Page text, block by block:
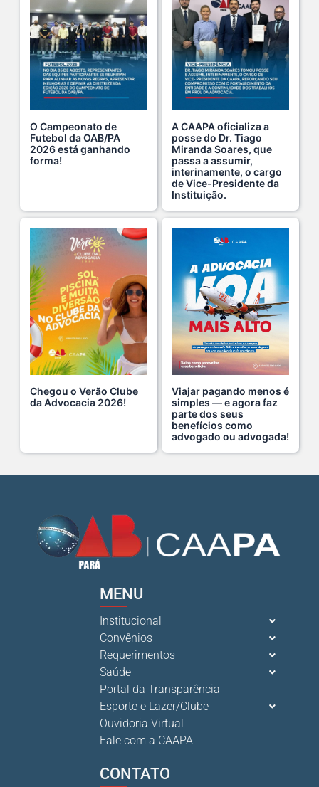
O verão chegou, e o Clube da Advocacia está de p s...
10 De Julho De 2026
Ganhar tempo, automatizar tarefas e aumentar a pro s...
7 De Julho De 2026
Viajar pagando menos é simples — e agora faz pa s...
Domingo no Clube da Advocacia!
26 De Julho De 2026
Hoje é um dia especial para celebrar a vida de qu s...
22 De Julho De 2026
Fim de semana tem endereço certo: Clube da Advoca s...
18 De Julho De 2026
A saúde da mulher merece atenção especial em to s...
15 De Julho De 2026
Cuidar da mente também é cuidar da carreira.
13 De Julho De 2026
O domingo perfeito tem endereço certo: Clube da A s...
12 De Julho De 2026
O verão chegou, e o Clube da Advocacia está de p s...
Ganhar tempo, automatizar tarefas e aumentar a pro s...
7 De Julho De 2026
O Campeonato de
Futebol da OAB/PA
2026 está ganhando
forma!
A CAAPA oficializa a
posse do Dr. Tiago
Miranda Soares, que
passa a assumir,
interinamente, o cargo
de Vice-Presidente da
Instituição.
Chegou o Verão Clube
da Advocacia 2026!
Viajar pagando menos é
simples — e agora faz
parte dos seus
benefícios como
advogado ou advogada!
MENU
Institucional
Convênios
Requerimentos
Saúde
Portal da Transparência
Esporte e Lazer/Clube
Ouvidoria Virtual
Fale com a CAAPA
CONTATO